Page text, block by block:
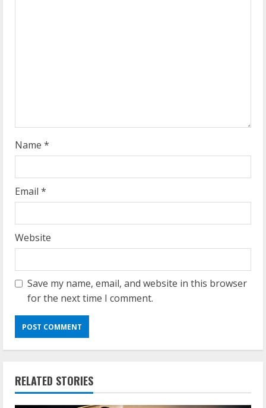
g
Name *
Email *
Website
Save my name, email, and website in this browser
for the next time I comment.
RELATED STORIES